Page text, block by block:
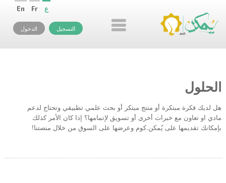
En Fr ع
التسجيل الدخول
الحلول
هل لديك فكرة مبتكرة أو منتج مبتكر أو بحث علمي تطبيقي وتحتاج لدعم
مادي او تعاون مع خبرات أخرى أو تسويق لإتمامها؟ إذا كان الأمر كذلك
بإمكانك تقديمها على يُمكن.كوم وعرضها على السوق من خلال منصتنا!